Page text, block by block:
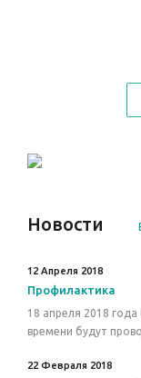
Новости
12 Апреля 2018
Профилактика
18 апреля 2018
времени будут
22 Февраля 2018